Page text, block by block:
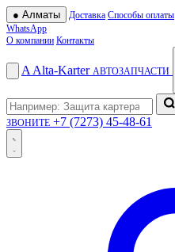
● Алматы Доставка Способы оплаты
WhatsApp
О компании Контакты
A Alta-Karter АВТОЗАПЧАСТИ
ЗВОНИТЕ +7 (7273) 45-48-61